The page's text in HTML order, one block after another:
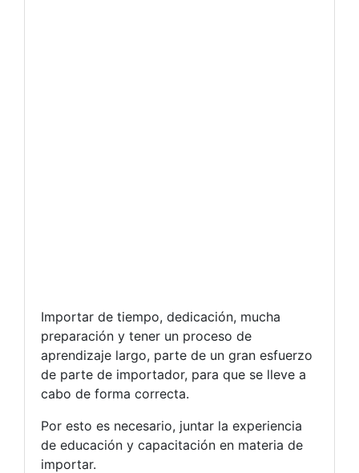
Importar de tiempo, dedicación, mucha
preparación y tener un proceso de
aprendizaje largo, parte de un gran esfuerzo
de parte de importador, para que se lleve a
cabo de forma correcta.
Por esto es necesario, juntar la experiencia
de educación y capacitación en materia de
importar.